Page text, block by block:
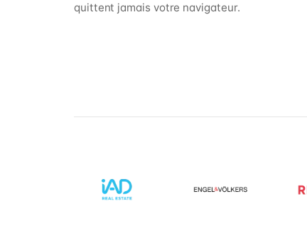
quittent jamais votre navigateur.